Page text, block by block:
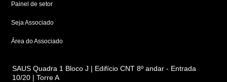
Painel de setor
Seja Associado
Área do Associado
SAUS Quadra 1 Bloco J | Edifício CNT 8º andar - Entrada
10/20 | Torre A